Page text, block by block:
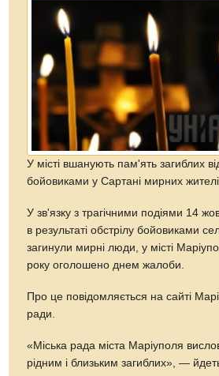
У місті вшанують пам'ять загиблих
бойовиками у Сартані мирних
У зв'язку з трагічними подіями 14
в результаті обстрілу бойовиками
загинули мирні люди, у місті
року оголошено днем жалоби.
Про це повідомляється на сайті
ради.
«Міська рада міста Маріуполя
рідним і близьким загиблих», —